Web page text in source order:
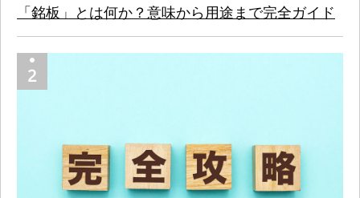
「銘板」とは何か？意味から用途まで完全ガイド